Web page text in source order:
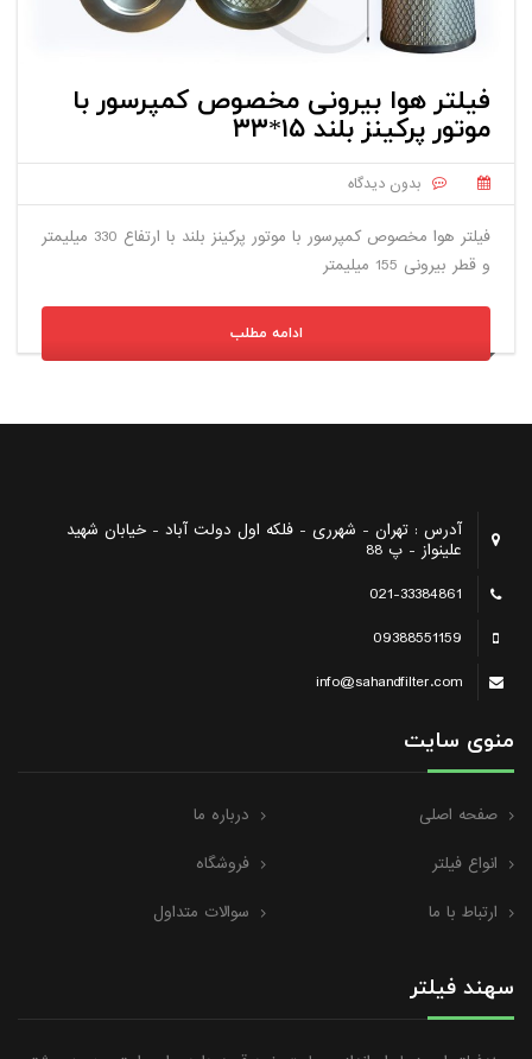
فیلتر هوا بیرونی مخصوص کمپرسور با
موتور پرکینز بلند ۱۵*۳۳
بدون دیدگاه
فیلتر هوا مخصوص کمپرسور با موتور پرکینز بلند با ارتفاع 330 میلیمتر
و قطر بیرونی 155 میلیمتر
ادامه مطلب
آدرس : تهران - شهرری - فلکه اول دولت آباد - خیابان شهید
علینواز - پ 88
021-33384861
09388551159
info@sahandfilter.com
منوی سایت
صفحه اصلی درباره ما
انواع فیلتر فروشگاه
ارتباط با ما سوالات متداول
سهند فیلتر